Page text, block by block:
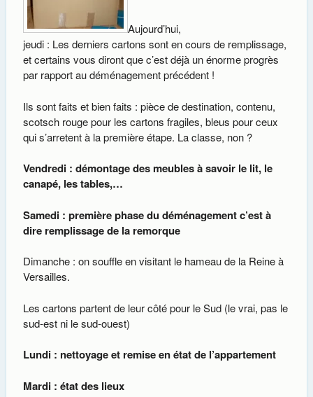
Aujourd’hui,
jeudi : Les derniers cartons sont en cours de remplissage,
et certains vous diront que c’est déjà un énorme progrès
par rapport au déménagement précédent !
Ils sont faits et bien faits : pièce de destination, contenu,
scotsch rouge pour les cartons fragiles, bleus pour ceux
qui s’arretent à la première étape. La classe, non ?
Vendredi : démontage des meubles à savoir le lit, le
canapé, les tables,…
Samedi : première phase du déménagement c’est à
dire remplissage de la remorque
Dimanche : on souffle en visitant le hameau de la Reine à
Versailles.
Les cartons partent de leur côté pour le Sud (le vrai, pas le
sud-est ni le sud-ouest)
Lundi : nettoyage et remise en état de l’appartement
Mardi : état des lieux